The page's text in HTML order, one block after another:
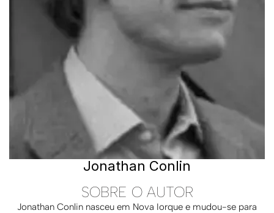
Jonathan Conlin
SOBRE O AUTOR
Jonathan Conlin nasceu em Nova Iorque e mudou-se para